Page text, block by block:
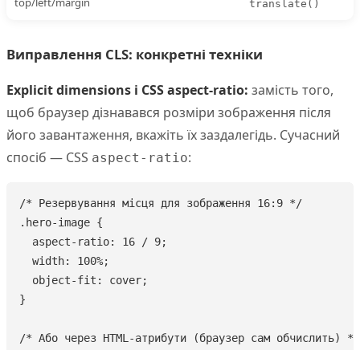
translate()
Виправлення CLS: конкретні техніки
Explicit dimensions і CSS aspect-ratio: замість того,
щоб браузер дізнавався розміри зображення після
його завантаження, вкажіть їх заздалегідь. Сучасний
спосіб — CSS aspect-ratio:
/* Резервування місця для зображення 16:9 */
.hero-image {
  aspect-ratio: 16 / 9;
  width: 100%;
  object-fit: cover;
}
/* Або через HTML-атрибути (браузер сам обчислить) */